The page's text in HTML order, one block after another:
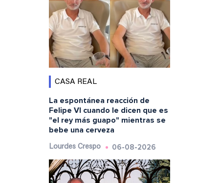
CASA REAL
La espontánea reacción de
Felipe VI cuando le dicen que es
"el rey más guapo" mientras se
bebe una cerveza
Lourdes Crespo 06-08-2026